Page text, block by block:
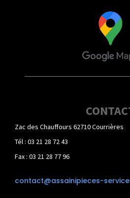
Zac des Chauffours 62710 Courrières
Tél : 03 21 28 72 43
Fax : 03 21 28 77 96
contact@assainipieces-